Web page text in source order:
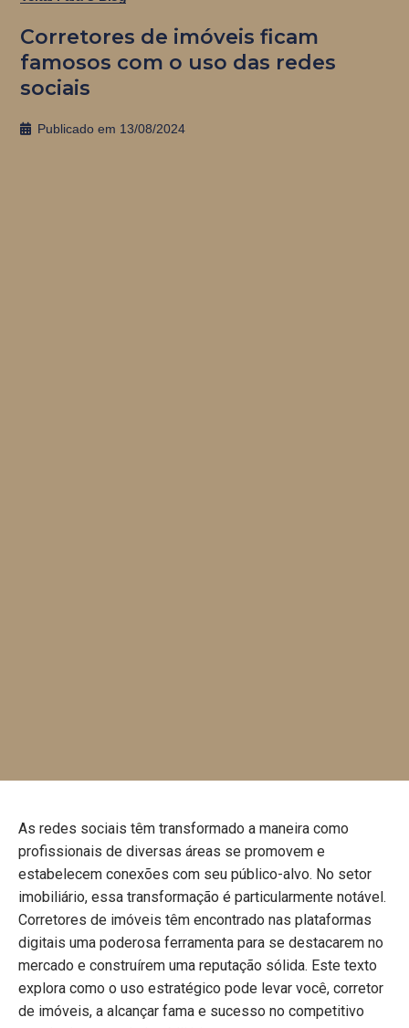
Corretores de imóveis ficam
famosos com o uso das redes
sociais
Publicado em 13/08/2024
As redes sociais têm transformado a maneira como
profissionais de diversas áreas se promovem e
estabelecem conexões com seu público-alvo. No setor
imobiliário, essa transformação é particularmente notável.
Corretores de imóveis têm encontrado nas plataformas
digitais uma poderosa ferramenta para se destacarem no
mercado e construírem uma reputação sólida. Este texto
explora como o uso estratégico pode levar você, corretor
de imóveis, a alcançar fama e sucesso no competitivo